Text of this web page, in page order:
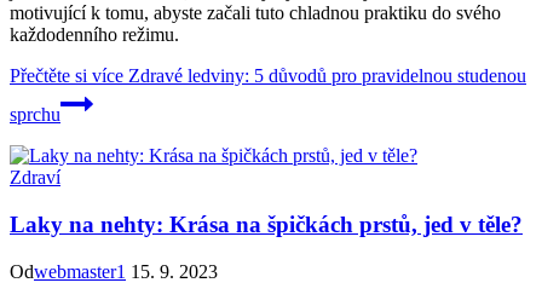
motivující k tomu, abyste začali tuto chladnou praktiku do svého
každodenního režimu.
Přečtěte si více Zdravé ledviny: 5 důvodů pro pravidelnou studenou
sprchu
Zdraví
Laky na nehty: Krása na špičkách prstů, jed v těle?
Odwebmaster1 15. 9. 2023